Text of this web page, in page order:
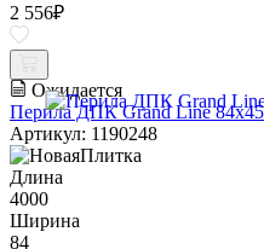
2 556₽
Ожидается
Перила ДПК Grand Line
Артикул: 1190248
Длина
4000
Ширина
84